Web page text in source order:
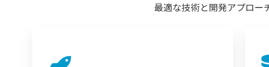
最適な技術と開発アプロー